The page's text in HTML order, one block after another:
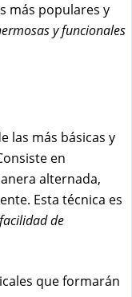
más populares y
y funcionales
las más básicas y
en
alternada,
Esta técnica es
facilidad de
que formarán